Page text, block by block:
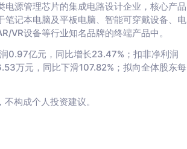
源管理芯片的集成电路设计企业，核心产品
记本电脑及平板电脑、智能可穿戴设备、电
VR设备等行业知名品牌的终端产品中。
0.97亿元，同比增长23.47%；扣非净利润
万元，同比下滑107.82%；拟向全体股东每
构成个人投资建议。